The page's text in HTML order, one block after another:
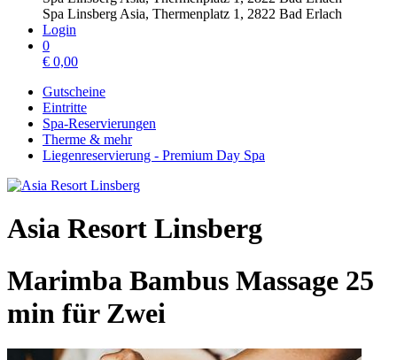
Spa Linsberg Asia, Thermenplatz 1, 2822 Bad Erlach
Login
0
€ 0,00
Gutscheine
Eintritte
Spa-Reservierungen
Therme & mehr
Liegenreservierung - Premium Day Spa
Asia Resort Linsberg
Marimba Bambus Massage 25
min für Zwei